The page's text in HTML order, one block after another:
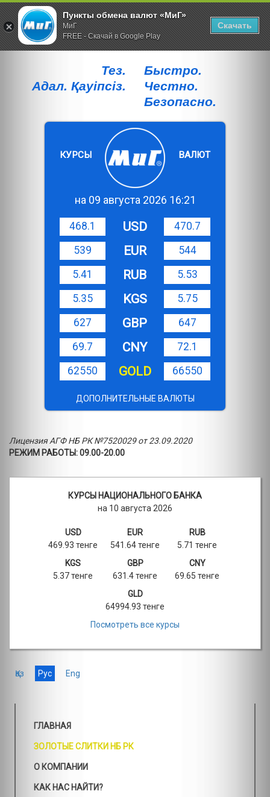
Тез.
Адал. Қауiпсiз.
Быстро.
Честно.
Безопасно.
КУРСЫ ВАЛЮТ
на 09 августа 2026 16:21
468.1 USD
470.7
539
EUR
544
5.41
RUB
5.53
5.35
KGS
5.75
627
GBP
647
69.7
CNY
72.1
62550
GOLD 66550
ДОПОЛНИТЕЛЬНЫЕ ВАЛЮТЫ
Лицензия АГФ НБ РК №7520029 от 23.09.2020
РЕЖИМ РАБОТЫ: 09.00-20.00
КУРСЫ НАЦИОНАЛЬНОГО БАНКА
на 10 августа 2026
USD
469.93 тенге
EUR
541.64 тенге
RUB
5.71 тенге
KGS
5.37 тенге
GBP
631.4 тенге
CNY
69.65 тенге
GLD
64994.93 тенге
Посмотреть все курсы
Қаз Рус Eng
ГЛАВНАЯ
ЗОЛОТЫЕ СЛИТКИ НБ РК
О КОМПАНИИ
КАК НАС НАЙТИ?
Пункты обмена валют «МиГ»
МиГ
FREE - Скачай в Google Play
Скачать